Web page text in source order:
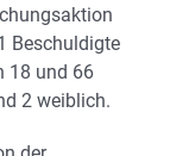
Beschuldigte
18 und 66
2 weiblich.